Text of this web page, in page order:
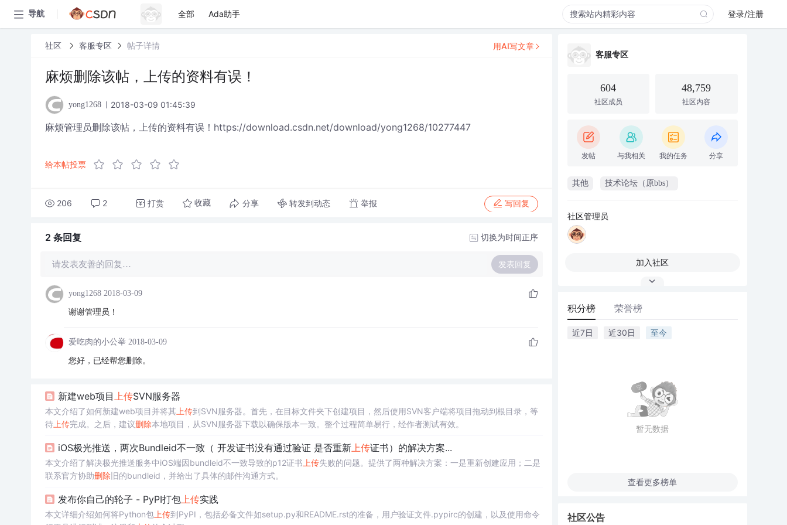
导航 全部 Ada助手 登录/注册
社区 客服专区 帖子详情
麻烦删除该帖，上传的资料有误！
yong1268 2018-03-09 01:45:39
麻烦管理员删除该帖，上传的资料有误！https://download.csdn.net/download/yong1268/10277447
给本帖投票
206 2 打赏 收藏 分享 转发到动态 举报 写回复
用AI写文章
2 条回复 切换为时间正序
请发表友善的回复… 发表回复
yong1268 2018-03-09
谢谢管理员！
爱吃肉的小公举 2018-03-09
您好，已经帮您删除。
新建web项目上传SVN服务器
本文介绍了如何新建web项目并将其 上传到SVN服务器。首先，在目标文件夹下创建项目，然后使用SVN客户端将项目拖动到根目录，等
待上传完成。之后，建议删除本地项目，从SVN服务器下载以确保版本一致。整个过程简单易行，经作者测试有效。
iOS极光推送，两次Bundleid不一致（ 开发证书没有通过验证 是否重新上传证书）的解决方案...
本文介绍了解决极光推送服务中iOS端因bundleid不一致导致的p12证书 上传失败的问题。提供了两种解决方案：一是重新创建应用；二是
联系官方协助删除旧的bundleid，并给出了具体的邮件沟通方式。
发布你自己的轮子 - PyPI打包上传实践
本文详细介绍如何将Python包上传到PyPI，包括必备文件如setup.py和README.rst的准备，用户验证文件.pypirc的创建，以及使用命令
客服专区
604
社区成员
48,759
社区内容
发帖 与我相关 我的任务 分享
其他 技术论坛（原bbs）
社区管理员
加入社区
积分榜 荣誉榜
近7日 近30日 至今
暂无数据
查看更多榜单
社区公告